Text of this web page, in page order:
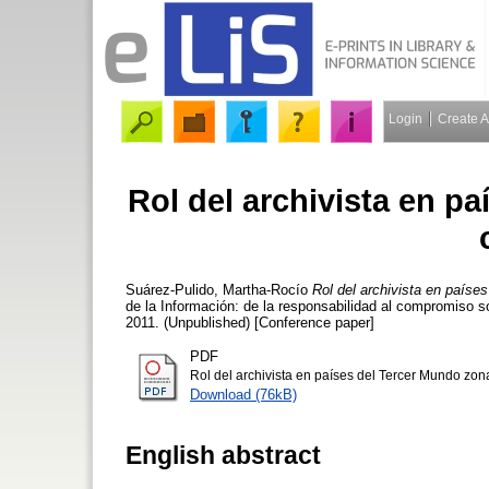
Login Create
Rol del archivista en
Suárez-Pulido, Martha-Rocío Rol del archivista en
de la Información: de la responsabilidad al compromiso
2011. (Unpublished) [Conference paper]
PDF
Rol del archivista en países del Tercer Mundo
Download (76kB)
English abstract